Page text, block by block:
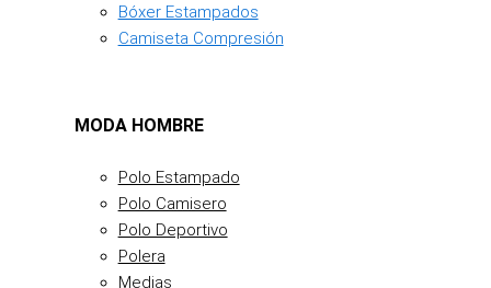
Bóxer Estampados
Camiseta Compresión
MODA HOMBRE
Polo Estampado
Polo Camisero
Polo Deportivo
Polera
Medias